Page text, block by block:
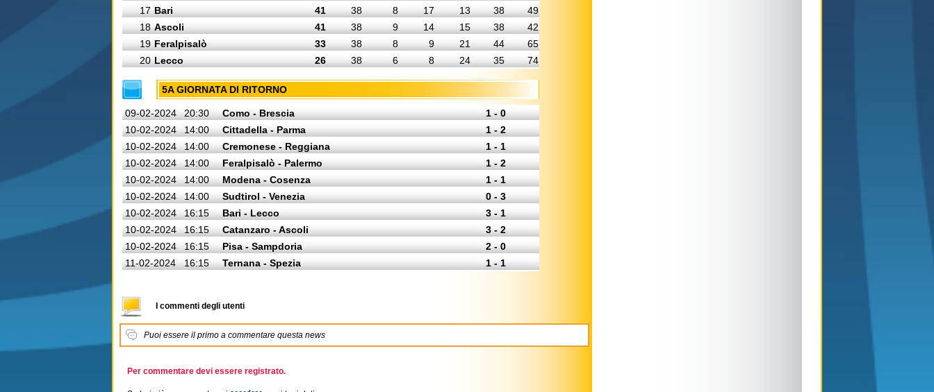
17 Bari 41 38 8 17 13 38
49
18 Ascoli 41 38 9 14 15 38
42
19 Feralpisalò 33 38 8 9 21 44
65
20 Lecco 26 38 6 8 24 35 74
5A GIORNATA DI RITORNO
09-02-2024 20:30 Como - Brescia
1 - 0
10-02-2024
14:00 Cittadella - Parma
1 - 2
10-02-2024
14:00 Cremonese - Reggiana
1 - 1
10-02-2024
14:00 Feralpisalò - Palermo
1 - 2
10-02-2024
14:00 Modena - Cosenza
1 - 1
10-02-2024
14:00 Sudtirol - Venezia
0 - 3
10-02-2024
16:15 Bari - Lecco
3 - 1
10-02-2024
16:15 Catanzaro - Ascoli
3 - 2
10-02-2024
16:15 Pisa - Sampdoria
2 - 0
11-02-2024
16:15 Ternana - Spezia 1 - 1
I commenti degli utenti
Puoi essere il primo a commentare questa news
Per commentare devi essere registrato.